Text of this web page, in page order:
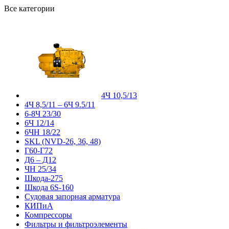
Все категории
4Ч 10,5/13
4Ч 8,5/11 – 6Ч 9.5/11
6-8Ч 23/30
6Ч 12/14
6ЧН 18/22
SKL (NVD-26, 36, 48)
Г60-Г72
Д6 – Д12
ЧН 25/34
Шкода-275
Шкода 6S-160
Судовая запорная арматура
КИПиА
Компрессоры
Фильтры и фильтроэлементы